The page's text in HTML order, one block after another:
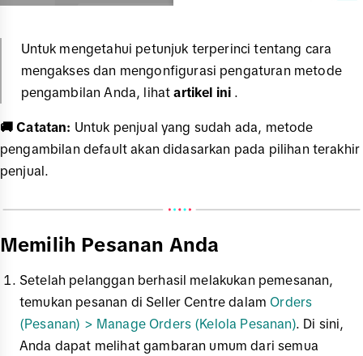
Untuk mengetahui petunjuk terperinci tentang cara
mengakses dan mengonfigurasi pengaturan metode
pengambilan Anda, lihatartikel ini .
🚚 Catatan: Untuk penjual yang sudah ada, metode
pengambilan default akan didasarkan pada pilihan terakhir
penjual.
Memilih Pesanan Anda
Setelah pelanggan berhasil melakukan pemesanan,
temukan pesanan di Seller Centre dalam Orders
(Pesanan) > Manage Orders (Kelola Pesanan). Di sini,
Anda dapat melihat gambaran umum dari semua